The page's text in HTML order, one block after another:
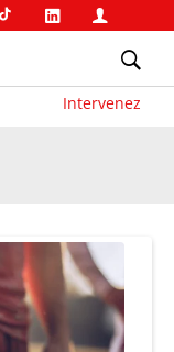
Intervenez